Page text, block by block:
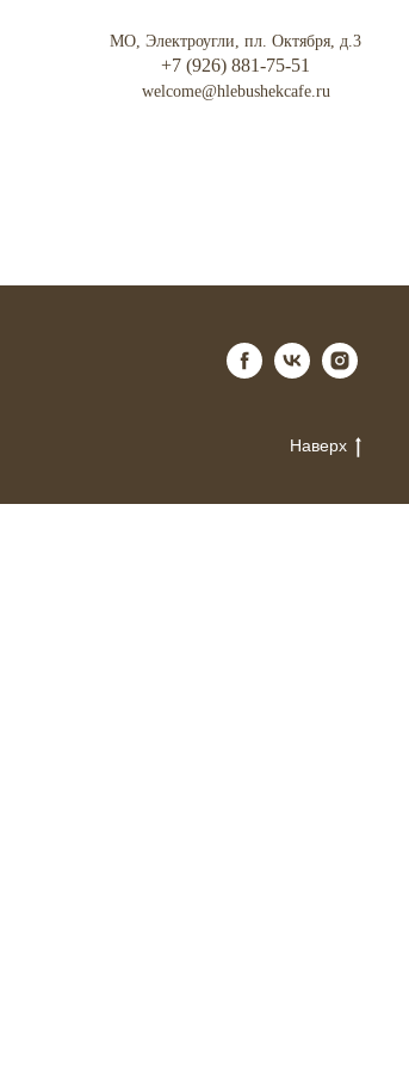
МО, Электроугли, пл. Октября, д.3
+7 (926) 881-75-51
welcome@hlebushekcafe.ru
Наверх